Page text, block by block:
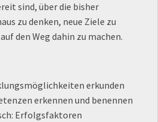
sind, über die bisher
zu denken, neue Ziele zu
den Weg dahin zu machen.
erkunden
erkennen und benennen
Erfolgsfaktoren